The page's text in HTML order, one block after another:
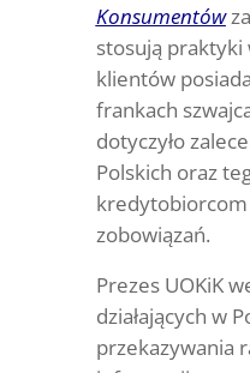
Konsumentów
stosują praktyki
klientów
frankach
dotyczyło
Polskich oraz
kredytobiorcom
zobowiązań.
Prezes UOKiK
działających w
przekazywania